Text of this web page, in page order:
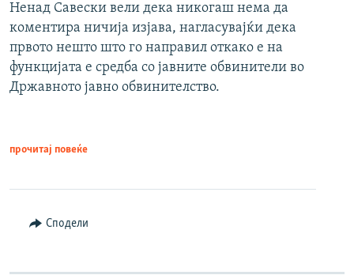
Ненад Савески вели дека никогаш нема да
коментира ничија изјава, нагласувајќи дека
првото нешто што го направил откако е на
функцијата е средба со јавните обвинители во
Државното јавно обвинителство.
прочитај повеќе
Сподели